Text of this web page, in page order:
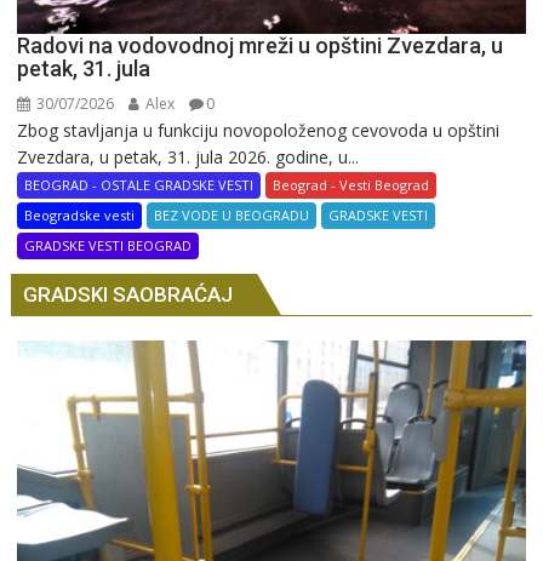
Radovi na vodovodnoj mreži u opštini Zvezdara, u
petak, 31. jula
30/07/2026 Alex 0
Zbog stavljanja u funkciju novopoloženog cevovoda u opštini
Zvezdara, u petak, 31. jula 2026. godine, u...
BEOGRAD - OSTALE GRADSKE VESTI
Beograd - Vesti Beograd
Beogradske vesti
BEZ VODE U BEOGRADU
GRADSKE VESTI
GRADSKE VESTI BEOGRAD
GRADSKI SAOBRAĆAJ